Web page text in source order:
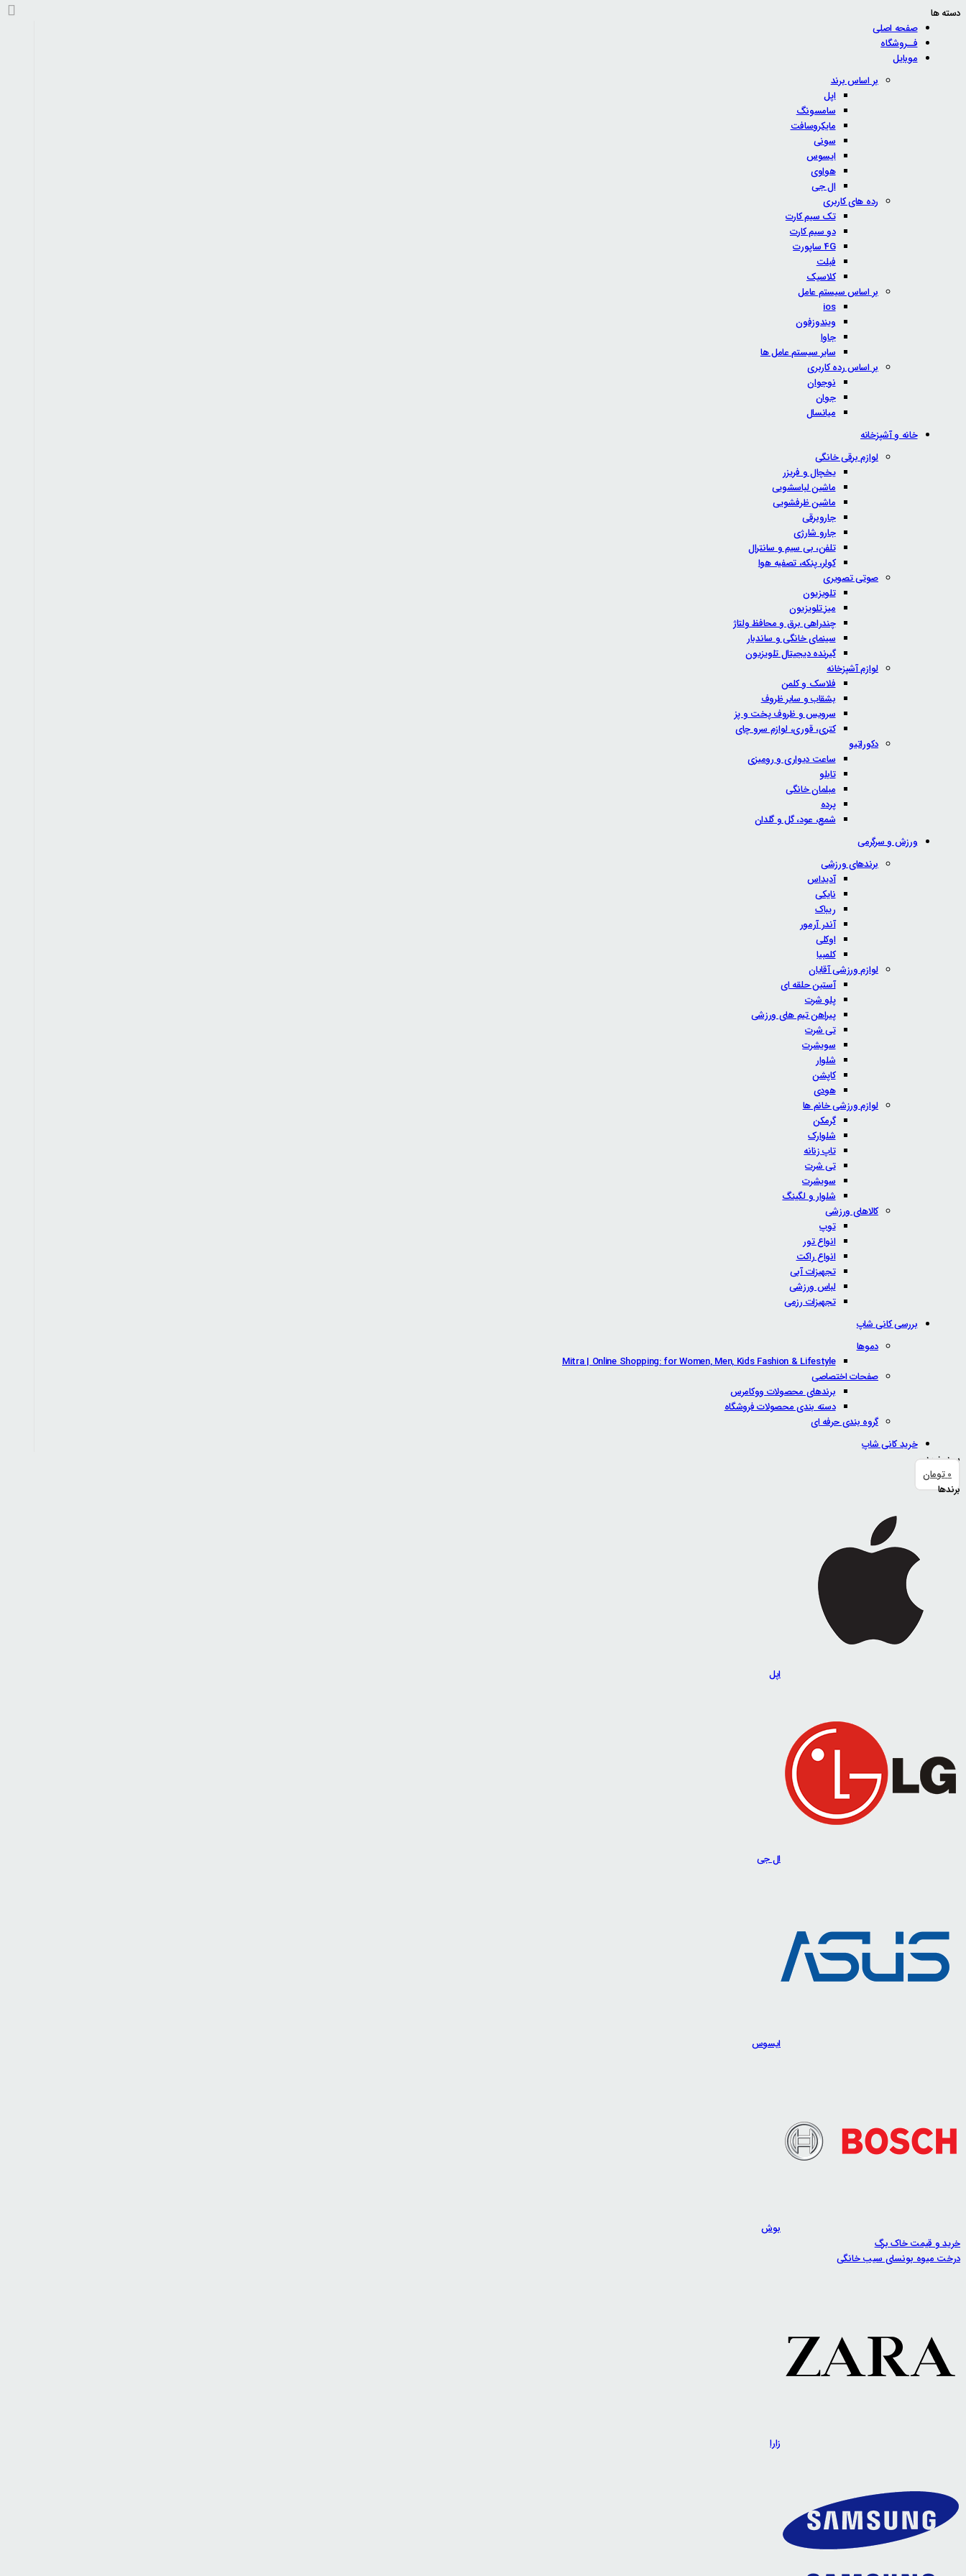
دسته ها
صفحه اصلی
فــروشگاه
موبایل
بر اساس برند
اپل
سامسونگ
مایکروسافت
سونی
ایسوس
هواوی
ال جی
رده های کاربری
تک سیم کارت
دو سیم کارت
4G ساپورت
فبلت
کلاسیک
بر اساس سیستم عامل
ios
ویندوزفون
جاوا
سایر سیستم عامل ها
بر اساس رده کاربری
نوجوان
جوان
میانسال
خانه و آشپزخانه
لوازم برقی خانگی
یخچال و فریزر
ماشین لباسشویی
ماشین ظرفشویی
جاروبرقی
جارو شارژی
تلفن، بی سیم و سانترال
کولر، پنکه، تصفیه هوا
صوتی تصویری
تلویزیون
میز تلویزیون
چندراهی برق و محافظ ولتاژ
سینمای خانگی و ساندبار
گیرنده دیجیتال تلویزیون
لوازم آشپزخانه
فلاسک و کلمن
بشقاب و سایر ظروف
سرویس و ظروف پخت و پز
کتری، قوری، لوازم سرو چای
دکوراتیو
ساعت دیواری و رومیزی
تابلو
مبلمان خانگی
پرده
شمع، عود، گل و گلدان
ورزش و سرگرمی
برندهای ورزشی
آدیداس
نایکی
ریباک
آندر آرمور
اوکلی
کلمبیا
لوازم ورزشی آقایان
آستین حلقه ای
پلو شرت
پیراهن تیم های ورزشی
تی شرت
سویشرت
شلوار
کاپشن
هودی
لوازم ورزشی خانم ها
گرمکن
شلوارک
تاپ زنانه
تی شرت
سویشرت
شلوار و لگینگ
کالاهای ورزشی
توپ
انواع تور
انواع راکت
تجهیزات آبی
لباس ورزشی
تجهیزات رزمی
بررسی کانی شاپ
دموها
Mitra | Online Shopping: for Women, Men, Kids Fashion & Lifestyle
صفحات اختصاصی
برندهای محصولات ووکامرس
دسته بندی محصولات فروشگاه
گروه بندی حرفه ای
خرید کانی شاپ
سبد خرید
0تومان
برندها
اپل
ال جی
ایسوس
بوش
خرید و قیمت خاک برگ
درخت میوه بونسای سیب خانگی
زارا